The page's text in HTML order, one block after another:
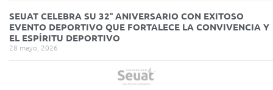
SEUAT CELEBRA SU 32° ANIVERSARIO CON EXITOSO
EVENTO DEPORTIVO QUE FORTALECE LA CONVIVENCIA Y
EL ESPÍRITU DEPORTIVO
28 mayo, 2026